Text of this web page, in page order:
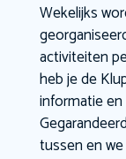
Wekelijks
activiteiten
heb je de
informatie
tussen en